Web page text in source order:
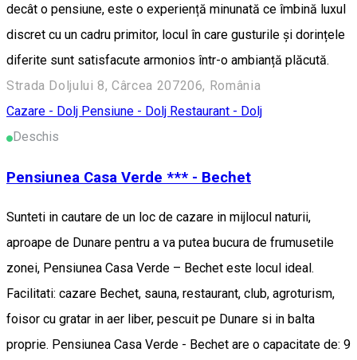
decât o pensiune, este o experiență minunată ce îmbină luxul
discret cu un cadru primitor, locul în care gusturile și dorințele
diferite sunt satisfacute armonios într-o ambianță plăcută.
Strada Doljului 8, Cârcea 207206, România
Cazare - Dolj Pensiune - Dolj Restaurant - Dolj
Deschis
Pensiunea Casa Verde *** - Bechet
Sunteti in cautare de un loc de cazare in mijlocul naturii,
aproape de Dunare pentru a va putea bucura de frumusetile
zonei, Pensiunea Casa Verde – Bechet este locul ideal.
Facilitati: cazare Bechet, sauna, restaurant, club, agroturism,
foisor cu gratar in aer liber, pescuit pe Dunare si in balta
proprie. Pensiunea Casa Verde - Bechet are o capacitate de: 9